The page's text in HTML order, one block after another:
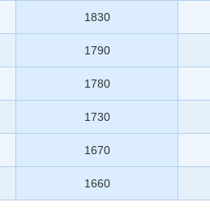
1830
1790
1780
1730
1670
1660